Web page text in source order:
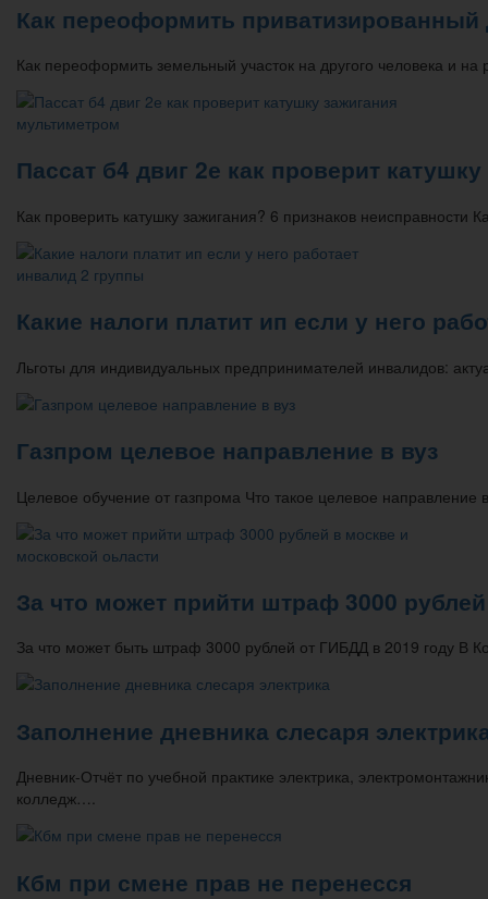
Как переоформить приватизированный
Как переоформить земельный участок на другого человека и
Пассат б4 двиг 2е как проверит
Как проверить катушку зажигания? 6 признаков
Какие налоги платит ип если у него
Льготы для индивидуальных предпринимателей инвалидов:
Газпром целевое направление в вуз
Целевое обучение от газпрома Что такое целевое направление
За что может прийти штраф 3000
За что может быть штраф 3000 рублей от ГИБДД в 2019 году В
Заполнение дневника слесаря
Дневник-Отчёт по учебной практике электрика,
колледж….
Кбм при смене прав не перенесся